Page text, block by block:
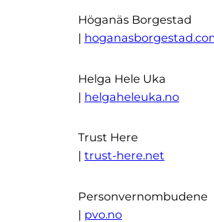
Höganäs Borgestad
|
Helga Hele Uka
| helgaheleuka.no
Trust Here
| trust-here.net
Personvernombudene
| pvo.no